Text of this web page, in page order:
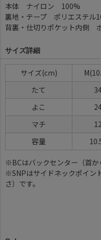
本体 ナイロン 100%
裏地・テープ ポリエステル
背裏・仕切りポケット内側
サイズ詳細
サイズ(cm)
たて
よこ
マチ
12
容量
※BCはバックセンター（首か
※SNPはサイドネックポイン
さ）です。